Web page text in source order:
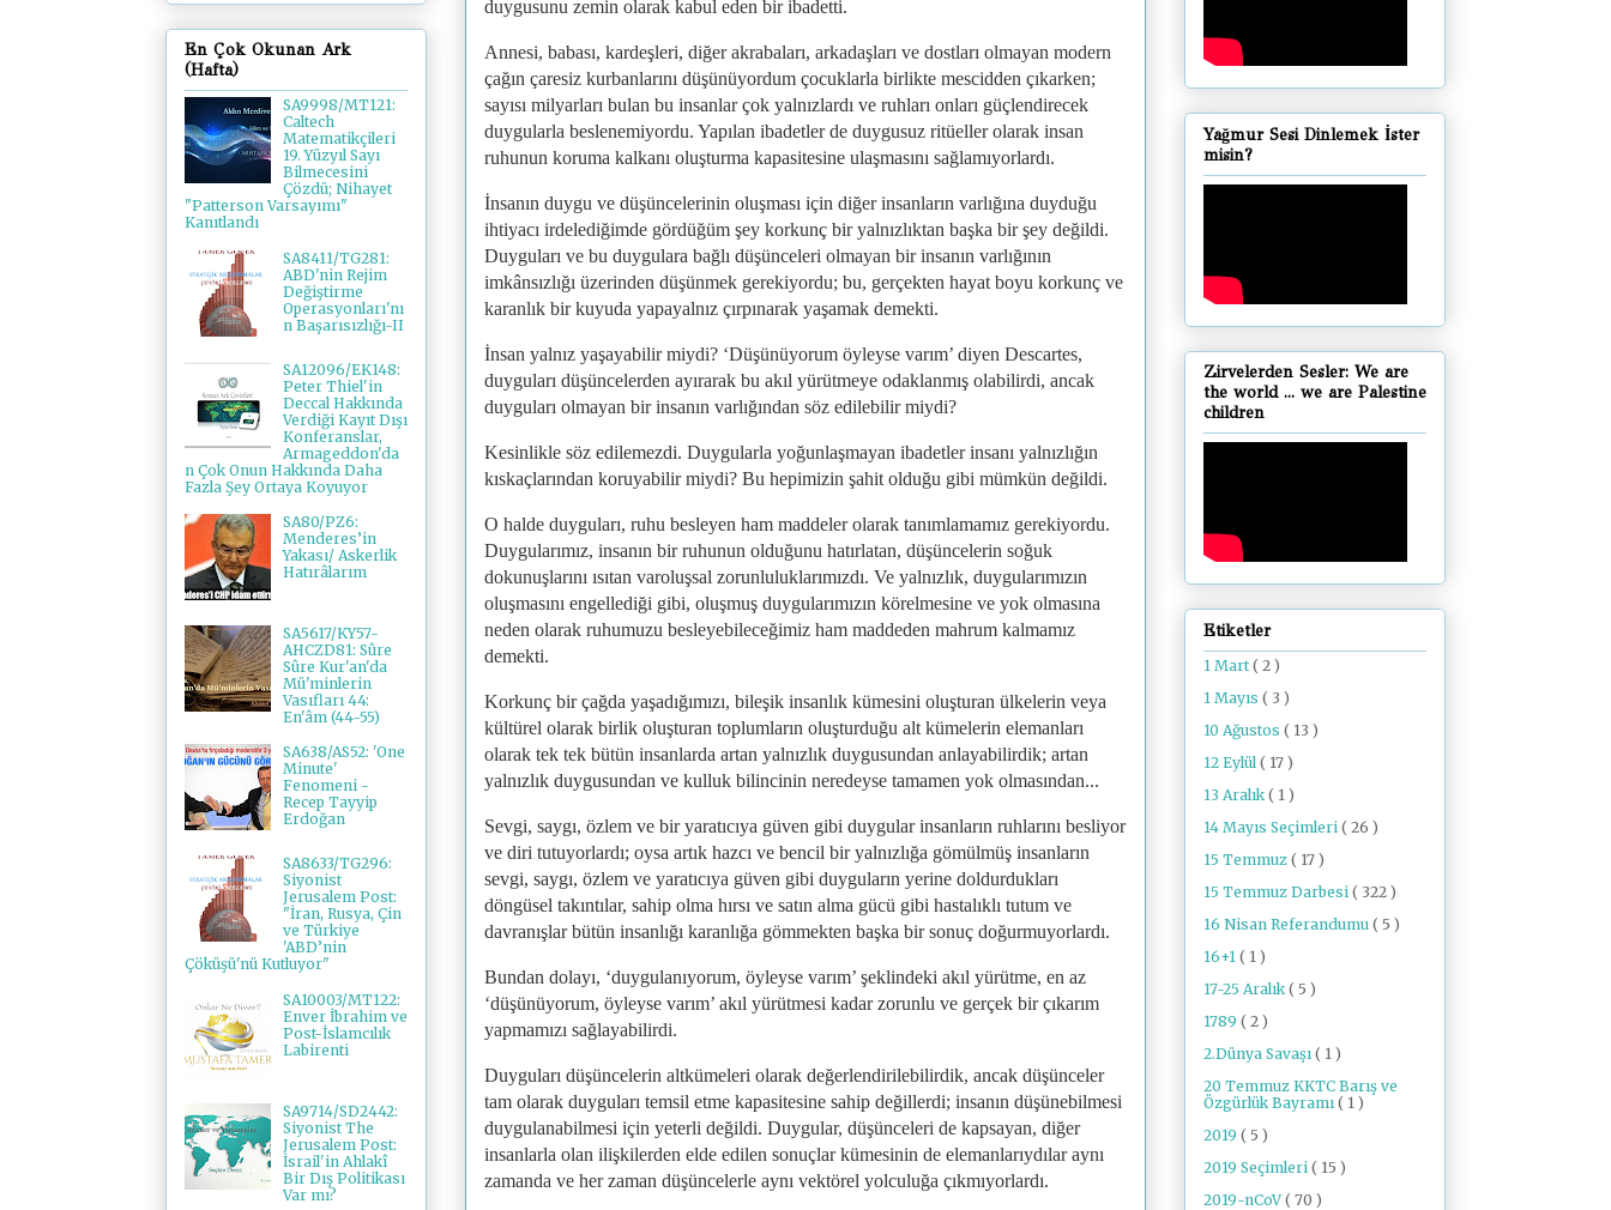
duygusunu zemin olarak kabul eden bir ibadetti.
Annesi, babası, kardeşleri, diğer akrabaları, arkadaşları ve dostları olmayan modern
çağın çaresiz kurbanlarını düşünüyordum çocuklarla birlikte mescidden çıkarken;
sayısı milyarları bulan bu insanlar çok yalnızlardı ve ruhları onları güçlendirecek
duygularla beslenemiyordu. Yapılan ibadetler de duygusuz ritüeller olarak insan
ruhunun koruma kalkanı oluşturma kapasitesine ulaşmasını sağlamıyorlardı.
İnsanın duygu ve düşüncelerinin oluşması için diğer insanların varlığına duyduğu
ihtiyacı irdelediğimde gördüğüm şey korkunç bir yalnızlıktan başka bir şey değildi.
Duyguları ve bu duygulara bağlı düşünceleri olmayan bir insanın varlığının
imkânsızlığı üzerinden düşünmek gerekiyordu; bu, gerçekten hayat boyu korkunç ve
karanlık bir kuyuda yapayalnız çırpınarak yaşamak demekti.
İnsan yalnız yaşayabilir miydi? ‘Düşünüyorum öyleyse varım’ diyen Descartes,
duyguları düşüncelerden ayırarak bu akıl yürütmeye odaklanmış olabilirdi, ancak
duyguları olmayan bir insanın varlığından söz edilebilir miydi?
Kesinlikle söz edilemezdi. Duygularla yoğunlaşmayan ibadetler insanı yalnızlığın
kıskaçlarından koruyabilir miydi? Bu hepimizin şahit olduğu gibi mümkün değildi.
O halde duyguları, ruhu besleyen ham maddeler olarak tanımlamamız gerekiyordu.
Duygularımız, insanın bir ruhunun olduğunu hatırlatan, düşüncelerin soğuk
dokunuşlarını ısıtan varoluşsal zorunluluklarımızdı. Ve yalnızlık, duygularımızın
oluşmasını engellediği gibi, oluşmuş duygularımızın körelmesine ve yok olmasına
neden olarak ruhumuzu besleyebileceğimiz ham maddeden mahrum kalmamız
demekti.
Korkunç bir çağda yaşadığımızı, bileşik insanlık kümesini oluşturan ülkelerin veya
kültürel olarak birlik oluşturan toplumların oluşturduğu alt kümelerin elemanları
olarak tek tek bütün insanlarda artan yalnızlık duygusundan anlayabilirdik; artan
yalnızlık duygusundan ve kulluk bilincinin neredeyse tamamen yok olmasından...
Sevgi, saygı, özlem ve bir yaratıcıya güven gibi duygular insanların ruhlarını besliyor
ve diri tutuyorlardı; oysa artık hazcı ve bencil bir yalnızlığa gömülmüş insanların
sevgi, saygı, özlem ve yaratıcıya güven gibi duyguların yerine doldurdukları
döngüsel takıntılar, sahip olma hırsı ve satın alma gücü gibi hastalıklı tutum ve
davranışlar bütün insanlığı karanlığa gömmekten başka bir sonuç doğurmuyorlardı.
Bundan dolayı, ‘duygulanıyorum, öyleyse varım’ şeklindeki akıl yürütme, en az
‘düşünüyorum, öyleyse varım’ akıl yürütmesi kadar zorunlu ve gerçek bir çıkarım
yapmamızı sağlayabilirdi.
Duyguları düşüncelerin altkümeleri olarak değerlendirilebilirdik, ancak düşünceler
tam olarak duyguları temsil etme kapasitesine sahip değillerdi; insanın düşünebilmesi
duygulanabilmesi için yeterli değildi. Duygular, düşünceleri de kapsayan, diğer
insanlarla olan ilişkilerden elde edilen sonuçlar kümesinin de elemanlarıydılar aynı
zamanda ve her zaman düşüncelerle aynı vektörel yolculuğa çıkmıyorlardı.
En Çok Okunan Ark
(Hafta)
SA9998/MT121:
Caltech
Matematikçileri
19. Yüzyıl Sayı
Bilmecesini
Çözdü; Nihayet
"Patterson Varsayımı"
Kanıtlandı
SA8411/TG281:
ABD'nin Rejim
Değiştirme
Operasyonları'nı
n Başarısızlığı-II
SA12096/EK148:
Peter Thiel'in
Deccal Hakkında
Verdiği Kayıt Dışı
Konferanslar,
Armageddon'da
n Çok Onun Hakkında Daha
Fazla Şey Ortaya Koyuyor
SA80/PZ6:
Menderes’in
Yakası/ Askerlik
Hatırâlarım
SA5617/KY57-
AHCZD81: Sûre
Sûre Kur'an'da
Mü'minlerin
Vasıfları 44:
En'âm (44-55)
SA638/AS52: 'One
Minute'
Fenomeni -
Recep Tayyip
Erdoğan
SA8633/TG296:
Siyonist
Jerusalem Post:
"İran, Rusya, Çin
ve Türkiye
'ABD’nin
Çöküşü'nü Kutluyor"
SA10003/MT122:
Enver İbrahim ve
Post-İslamcılık
Labirenti
SA9714/SD2442:
Siyonist The
Jerusalem Post:
İsrail'in Ahlakî
Bir Dış Politikası
Var mı?
Yağmur Sesi Dinlemek İster
misin?
Zirvelerden Sesler: We are
the world ... we are Palestine
children
Etiketler
1 Mart ( 2 )
1 Mayıs ( 3 )
10 Ağustos ( 13 )
12 Eylül ( 17 )
13 Aralık ( 1 )
14 Mayıs Seçimleri ( 26 )
15 Temmuz ( 17 )
15 Temmuz Darbesi ( 322 )
16 Nisan Referandumu ( 5 )
16+1 ( 1 )
17-25 Aralık ( 5 )
1789 ( 2 )
2.Dünya Savaşı ( 1 )
20 Temmuz KKTC Barış ve
Özgürlük Bayramı ( 1 )
2019 ( 5 )
2019 Seçimleri ( 15 )
2019-nCoV( 70 )